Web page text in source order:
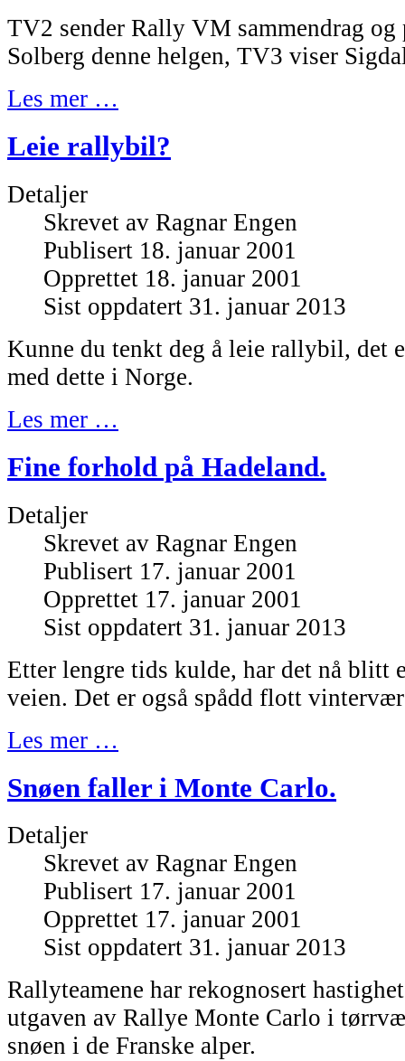
TV2 sender Rally VM sammendrag og
Solberg denne helgen, TV3 viser
Les mer …
Leie rallybil?
Detaljer
Skrevet av Ragnar Engen
Publisert 18. januar 2001
Opprettet 18. januar 2001
Sist oppdatert 31. januar 2013
Kunne du tenkt deg å leie rallybil, det
med dette i Norge.
Les mer …
Fine forhold på Hadeland.
Detaljer
Skrevet av Ragnar Engen
Publisert 17. januar 2001
Opprettet 17. januar 2001
Sist oppdatert 31. januar 2013
Etter lengre tids kulde, har det nå blitt
veien. Det er også spådd flott
Les mer …
Snøen faller i Monte Carlo.
Detaljer
Skrevet av Ragnar Engen
Publisert 17. januar 2001
Opprettet 17. januar 2001
Sist oppdatert 31. januar 2013
Rallyteamene har rekognosert
utgaven av Rallye Monte Carlo i
snøen i de Franske alper.